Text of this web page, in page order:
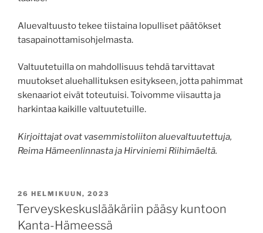
Aluevaltuusto tekee tiistaina lopulliset päätökset
tasapainottamisohjelmasta.
Valtuutetuilla on mahdollisuus tehdä tarvittavat
muutokset aluehallituksen esitykseen, jotta pahimmat
skenaariot eivät toteutuisi. Toivomme viisautta ja
harkintaa kaikille valtuutetuille.
Kirjoittajat ovat vasemmistoliiton aluevaltuutettuja,
Reima Hämeenlinnasta ja Hirviniemi Riihimäeltä.
JULKAISTU
26 HELMIKUUN, 2023
Terveyskeskuslääkäriin pääsy kuntoon
Kanta-Hämeessä